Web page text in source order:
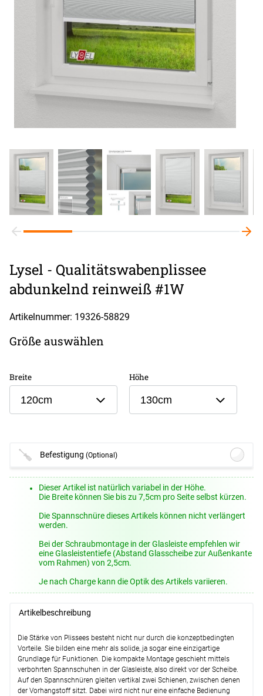
Lysel - Qualitätswabenplissee
abdunkelnd reinweiß #1W
Artikelnummer: 19326-58829
Größe auswählen
Breite
120cm
Höhe
130cm
Befestigung(Optional)
Lysel Outlet - Wandträger #1W (+8,45
EUR)
Lysel Outlet - Klemmträger #1W
Lysel - Spannschuhe als Ersatzteile
#1W (+5,95 EUR)
Dieser Artikel ist natürlich variabel in der Höhe.
Die Breite können Sie bis zu 7,5cm pro Seite selbst kürzen.
Die Spannschnüre dieses Artikels können nicht verlängert
werden.
Bei der Schraubmontage in der Glasleiste empfehlen wir
eine Glasleistentiefe (Abstand Glasscheibe zur Außenkante
vom Rahmen) von 2,5cm.
Je nach Charge kann die Optik des Artikels variieren.
Artikelbeschreibung
Die Stärke von Plissees besteht nicht nur durch die konzeptbedingten
Vorteile. Sie bilden eine mehr als solide, ja sogar eine einzigartige
Grundlage für Funktionen. Die kompakte Montage geschieht mittels
verbohrten Spannschuhen in der Glasleiste, also direkt vor der Scheibe.
Auf den Spannschnüren gleiten vertikal zwei Schienen, zwischen denen
der Vorhangstoff sitzt. Dabei wird nicht nur eine einfache Bedienung